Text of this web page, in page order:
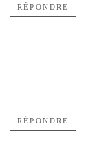
RÉPONDRE
RÉPONDRE